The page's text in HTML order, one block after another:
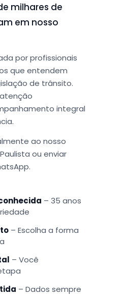
milhares de
em nosso
por profissionais
que entendem
de trânsito.
integral
ao nosso
ou enviar
– 35 anos
– Escolha a forma
– Você
– Dados sempre